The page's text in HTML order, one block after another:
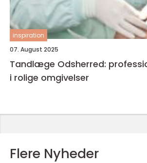
inspiration
07. August 2025
Tandlæge Odsherred:
i rolige omgivelser
Flere Nyheder